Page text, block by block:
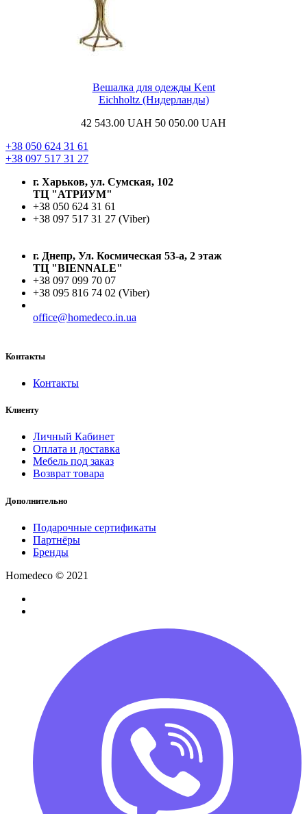
Вешалка для одежды Kent
Eichholtz (Нидерланды)
42 543.00 UAH 50 050.00 UAH
+38 050 624 31 61
+38 097 517 31 27
г. Харьков, ул. Сумская, 102
ТЦ "АТРИУМ"
+38 050 624 31 61
+38 097 517 31 27 (Viber)
г. Днепр, Ул. Космическая 53-а, 2 этаж
ТЦ "BIENNALE"
+38 097 099 70 07
+38 095 816 74 02 (Viber)
office@homedeco.in.ua
Контакты
Контакты
Клиенту
Личный Кабинет
Оплата и доставка
Мебель под заказ
Возврат товара
Дополнительно
Подарочные сертификаты
Партнёры
Бренды
Homedeco © 2021